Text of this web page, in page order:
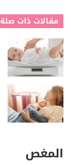
مقالات ذات صلة
المغص